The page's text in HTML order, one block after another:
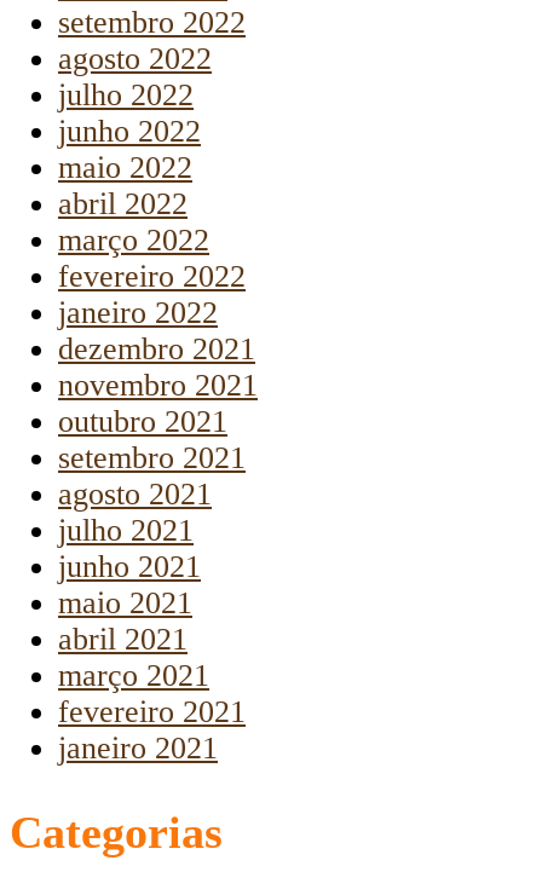
setembro 2022
agosto 2022
julho 2022
junho 2022
maio 2022
abril 2022
março 2022
fevereiro 2022
janeiro 2022
dezembro 2021
novembro 2021
outubro 2021
setembro 2021
agosto 2021
julho 2021
junho 2021
maio 2021
abril 2021
março 2021
fevereiro 2021
janeiro 2021
Categorias